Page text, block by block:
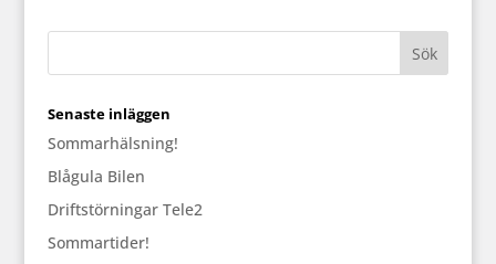
Senaste inläggen
Sommarhälsning!
Blågula Bilen
Driftstörningar Tele2
Sommartider!